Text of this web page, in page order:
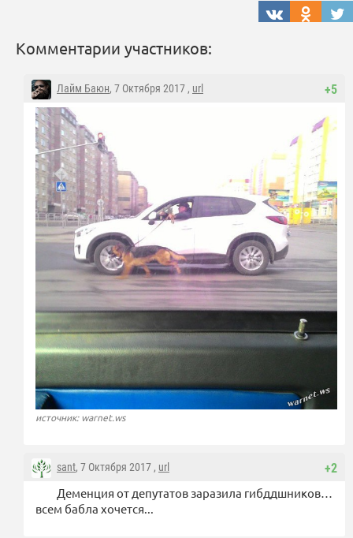
Комментарии участников:
+5
Лайм Баюн, 7 Октября 2017 , url
источник: warnet.ws
+2
sant, 7 Октября 2017 , url
Деменция от депутатов заразила гибддшников…
всем бабла хочется...